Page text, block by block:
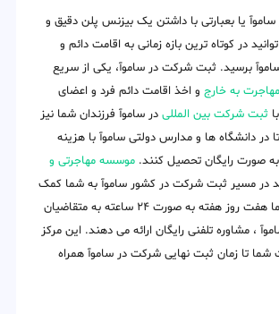
ساموآ یا بعبارتی با داشتن یک بیزنس پلن دقیق و
در کوتاه ترین بازه زمانی به اقامت دائم و
برسید. ثبت شرکت در ساموآ، یکی از سریع
مهاجرت به خارج و اخذ اقامت دائم فرد و اعضای
ثبت شرکت بین المللی در ساموآ فرزندان شما نیز
در دانشگاه ها و مدارس دولتی ساموآ با هزینه
صورت رایگان تحصیل کنند. موسسه مهاجرتی و
در مسیر ثبت شرکت در کشور ساموآ به شما کمک
کند. کارشناسان ما هفت روز هفته به صورت ۲۴ ساعته به متقاضیان
، مشاوره تلفنی رایگان ارائه می دهند. این مرکز
شما تا زمان ثبت نهایی شرکت در ساموآ همراه